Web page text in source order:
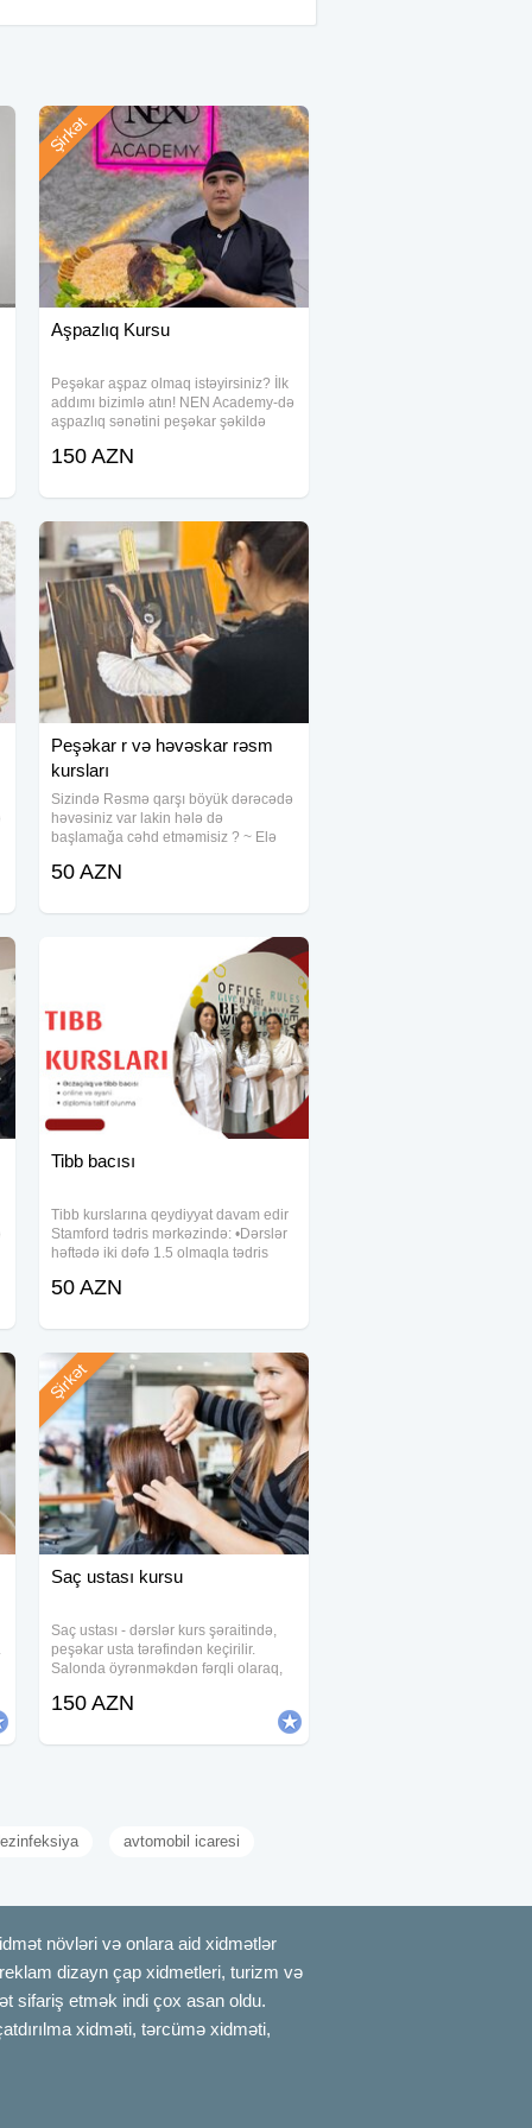
Aşpazlıq Kursu
Peşəkar aşpaz olmaq istəyirsiniz? İlk
addımı bizimlə atın! NEN Academy-də
aşpazlıq sənətini peşəkar şəkildə
sirlərini kəşf edin, unudulmaz
güclü bir
Şirkət
150 AZN
Peşəkar r və həvəskar rəsm
kursları
Sizində Rəsmə qarşı böyük dərəcədə
həvəsiniz var lakin hələ də
başlamağa cəhd etməmisiz ? ~ Elə
gerçəkləşdirə bilərsiz . Dərslər
edilir Sərbəst qrafik
50 AZN
Tibb bacısı
Tibb kurslarına qeydiyyat davam edir
Stamford tədris mərkəzində: •Dərslər
həftədə iki dəfə 1.5 olmaqla tədris
olur. • 1 ili uğurla bitirən hər bir tələbə
50 AZN
Saç ustası kursu
Saç ustası - dərslər kurs şəraitində,
peşəkar usta tərəfindən keçirilir.
Salonda öyrənməkdən fərqli olaraq,
"Qıraqdan baxmaqla öyrən"- prinsipi
Şirkət
150 AZN
avtomobil icaresi
növləri və onlara aid xidmətlər
dizayn çap xidmetleri, turizm və
sifariş etmək indi çox asan oldu.
xidməti, tərcümə xidməti,